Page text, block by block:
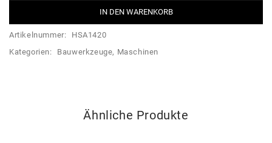
IN DEN WARENKORB
Artikelnummer:
HSA1420
Kategorien:
Bauwerkzeuge, Maschinen
Ähnliche Produkte